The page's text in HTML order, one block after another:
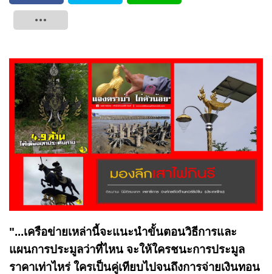
"...เครือข่ายเหล่านี้จะแนะนำขั้นตอนวิธีการและ
แผนการประมูลว่าที่ไหน จะให้ใครชนะการประมูล
ราคาเท่าไหร่ ใครเป็นคู่เทียบไปจนถึงการจ่ายเงินทอน